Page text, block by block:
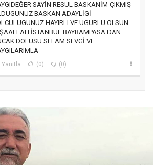
SAYİN RESUL BASKANİM ÇIKMIŞ
BASKAN ADAYLİGİ
HAYIRLI VE UGURLU OLSUN
İSTANBUL BAYRAMPASA DAN
DOLUSU SELAM SEVGİ VE
Yanıtla (0) (0)